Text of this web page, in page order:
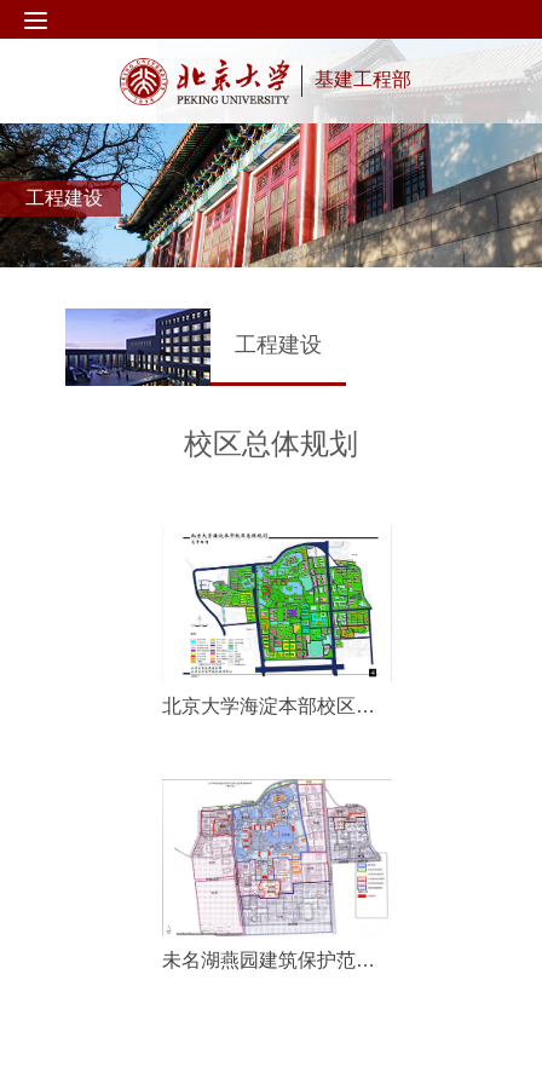
基建工程部
工程建设
工程建设
校区总体规划
北京大学海淀本部校区总体
规划
北京大学海淀本部校区总体规划
未名湖燕园建筑保护范围及
建设控制地带
未名湖燕园建筑保护范围及建设控制地带